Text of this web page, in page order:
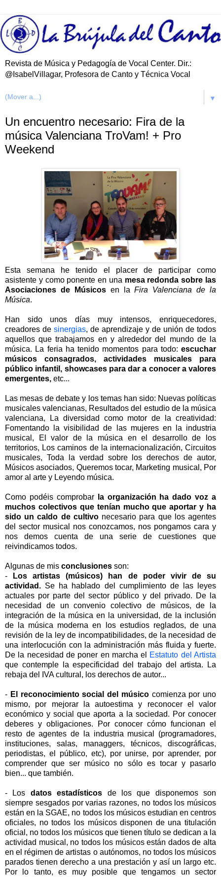
Revista de Música y Pedagogía de Vocal Center. Dir.:
@IsabelVillagar, Profesora de Canto y Técnica Vocal
▼
Un encuentro necesario: Fira de la
música Valenciana TroVam! + Pro
Weekend
Esta semana he tenido el placer de participar como
asistente y como ponente en una mesa redonda sobre las
Asociaciones de Músicos en la Fira Valenciana de la
Música.
Han sido unos días muy intensos, enriquecedores,
creadores de sinergias, de aprendizaje y de unión de todos
aquellos que trabajamos en y alrededor del mundo de la
música. La feria ha tenido momentos para todo: escuchar
músicos consagrados, actividades musicales para
público infantil, showcases para dar a conocer a valores
emergentes, etc...
Las mesas de debate y los temas han sido: Nuevas políticas
musicales valencianas, Resultados del estudio de la música
valenciana, La diversidad como motor de la creatividad:
Fomentando la visibilidad de las mujeres en la industria
musical, El valor de la música en el desarrollo de los
territorios, Los caminos de la internacionalización, Circuitos
musicales, Toda la verdad sobre los derechos de autor,
Músicos asociados, Queremos tocar, Marketing musical, Por
amor al arte y Leyendo música.
Como podéis comprobar
la organización ha dado voz a
muchos colectivos que tenían mucho que aportar y ha
sido un caldo de cultivonecesario para que los agentes
del sector musical nos conozcamos, nos pongamos cara y
nos demos cuenta de una serie de cuestiones que
reivindicamos todos.
Algunas de mis conclusiones son:
-
Los artistas (músicos) han de poder vivir de su
actividad. Se ha hablado del cumplimiento de las leyes
actuales por parte del sector público y del privado. De la
necesidad de un convenio colectivo de músicos, de la
integración de la música en la universidad, de la inclusión
de la música moderna en los estudios reglados, de una
revisión de la ley de incompatibilidades, de la necesidad de
una interlocución con la administración más fluida y fuerte.
De la necesidad de poner en marcha el
Estatuto del Artista
que contemple la especificidad del trabajo del artista. La
rebaja del IVA cultural, los derechos de autor...
- El reconocimiento social del músico comienza por uno
mismo, por mejorar la autoestima y reconocer el valor
económico y social que aporta a la sociedad. Por conocer
deberes y obligaciones. Por conocer cómo funcionan el
resto de agentes de la industria musical (programadores,
instituciones, salas, managgers, técnicos, discográficas,
periodistas, el público, etc), por unirse, por aprender, por
comprender que ser músico no sólo es tocar y pasarlo
bien... que también.
- Los datos estadísticos de los que disponemos son
siempre sesgados por varias razones, no todos los músicos
están en la SGAE, no todos los músicos estudian en centros
oficiales, no todos los músicos disponen de una titulación
oficial, no todos los músicos que tienen título se dedican a la
actividad musical, no todos los músicos están dados de alta
en el régimen de artistas o autónomos, no todos los músicos
parados tienen derecho a una prestación y así un largo etc.
Por lo tanto, es muy posible que tengamos un sector